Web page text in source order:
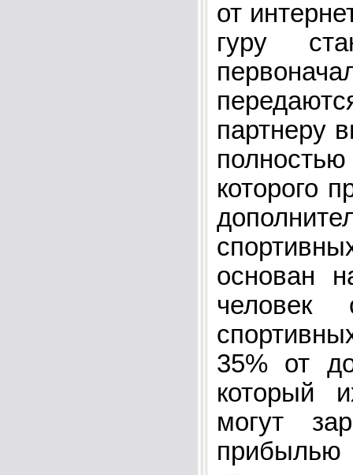
от
гуру
партнеру
которого
основан
человек
35% от
который
могут
прибылью